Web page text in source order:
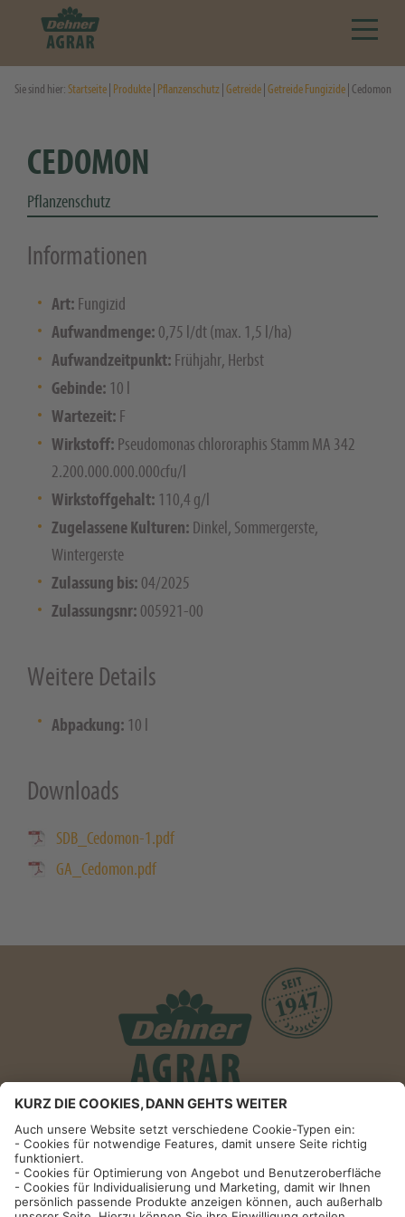
Sie sind hier:Startseite Produkte Pflanzenschutz Getreide Getreide Fungizide | Cedomon
CEDOMON
Pflanzenschutz
Informationen
Art: Fungizid
Aufwandmenge: 0,75 l/dt (max. 1,5 l/ha)
Aufwandzeitpunkt: Frühjahr, Herbst
Gebinde: 10 l
Wartezeit: F
Wirkstoff: Pseudomonas chlororaphis Stamm MA 342
2.200.000.000.000cfu/l
Wirkstoffgehalt: 110,4 g/l
Zugelassene Kulturen: Dinkel, Sommergerste,
Wintergerste
Zulassung bis: 04/2025
Zulassungsnr: 005921-00
Weitere Details
Abpackung: 10 l
Downloads
SDB_Cedomon-1.pdf
GA_Cedomon.pdf
Informationen